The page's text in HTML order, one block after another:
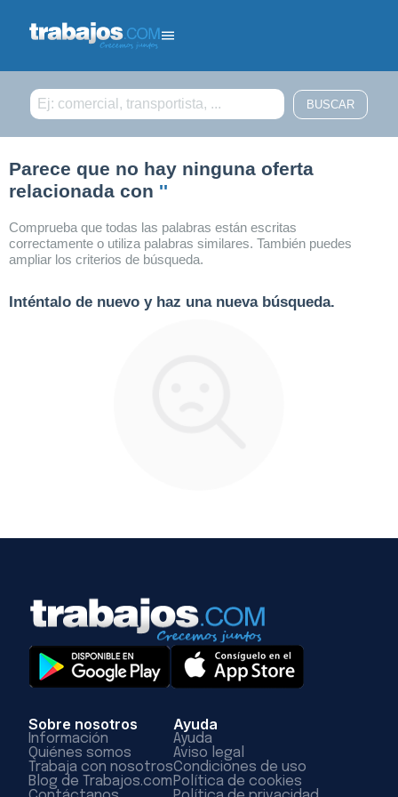
Parece que no hay ninguna oferta
relacionada con ''
Comprueba que todas las palabras están escritas
correctamente o utiliza palabras similares. También puedes
ampliar los criterios de búsqueda.
Inténtalo de nuevo y haz una nueva búsqueda.
Sobre nosotros
Información
Quiénes somos
Trabaja con nosotros
Blog de Trabajos.com
Ayuda
Ayuda
Aviso legal
Condiciones de uso
Política de cookies